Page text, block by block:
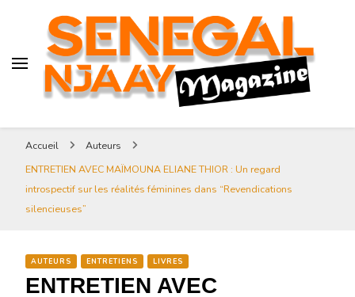
Senegal-njaay.com littérature
Africaine littérature sénégalaise
Art et Culture
Magazine Sénégal Njaay –
Senegal-njaay.com littérature
Africaine littérature
sénégalaise Art et Culture
revue littéraire africaine
Accueil
Auteurs
ENTRETIEN AVEC MAÏMOUNA ELIANE THIOR : Un regard
introspectif sur les réalités féminines dans “Revendications
silencieuses”
AUTEURS ENTRETIENS LIVRES
ENTRETIEN AVEC